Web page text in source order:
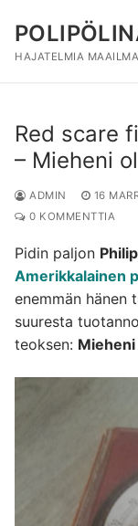
sisältöön
HAJATELMIA
Red scare
– Mieheni
ADMIN 16
0 KOMMENTTIA
Pidin paljon
Amerikkalainen
enemmän hänen
suuresta
teoksen: